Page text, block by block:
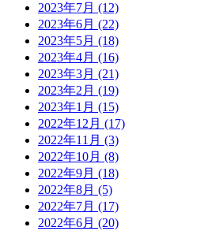
2023年7月 (12)
2023年6月 (22)
2023年5月 (18)
2023年4月 (16)
2023年3月 (21)
2023年2月 (19)
2023年1月 (15)
2022年12月 (17)
2022年11月 (3)
2022年10月 (8)
2022年9月 (18)
2022年8月 (5)
2022年7月 (17)
2022年6月 (20)